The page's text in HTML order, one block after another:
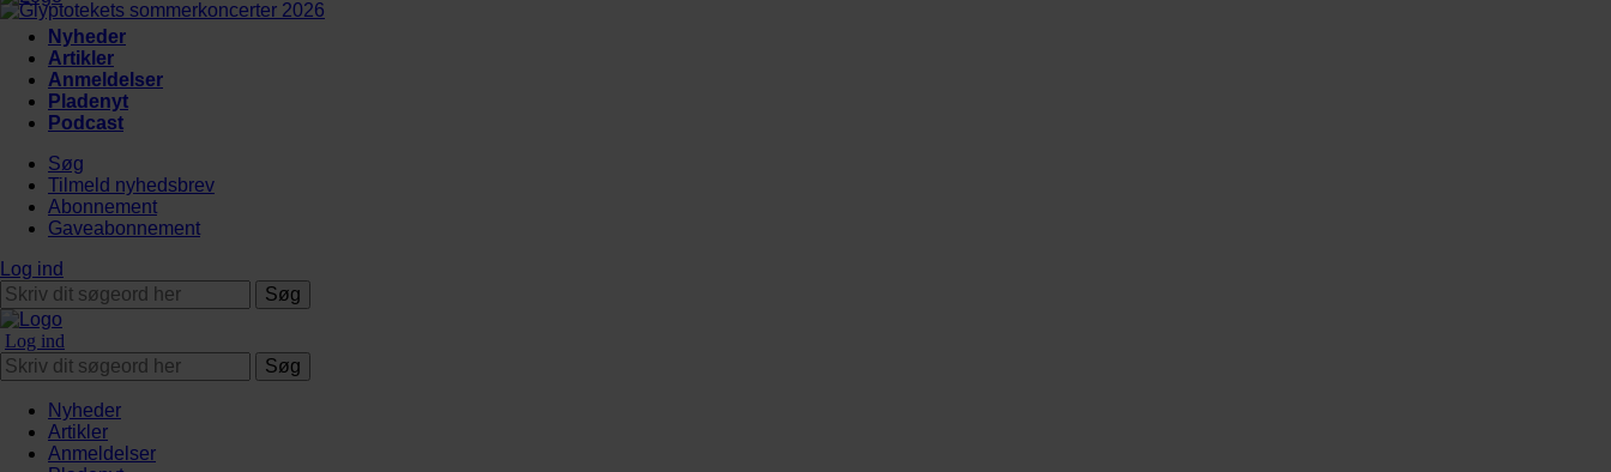
Nyheder
Artikler
Anmeldelser
Pladenyt
Podcast
Søg
Tilmeld nyhedsbrev
Abonnement
Gaveabonnement
Log ind
Søg
Log ind
Søg
Nyheder
Artikler
Anmeldelser